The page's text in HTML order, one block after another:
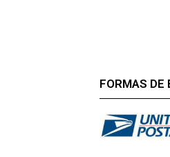
FORMAS DE